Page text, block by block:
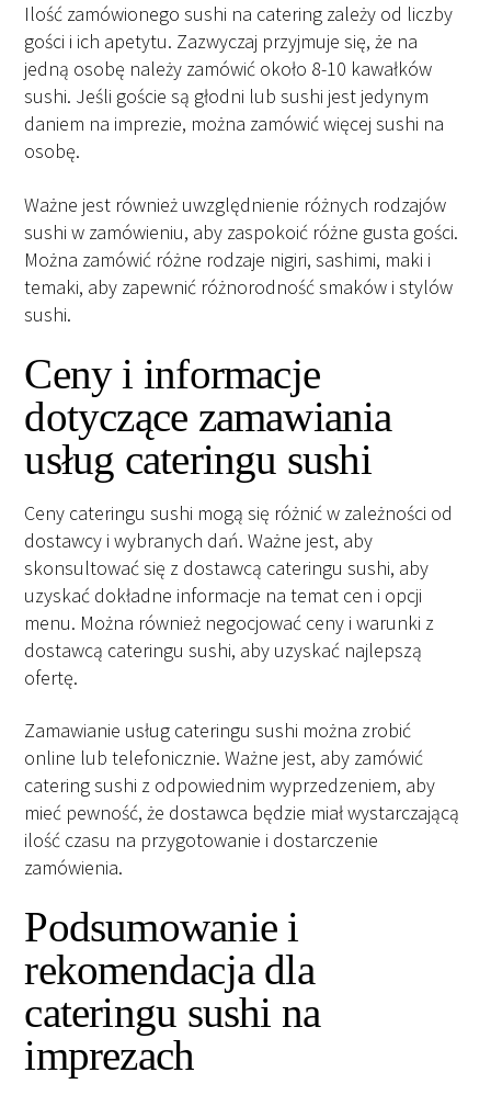
Ilość zamówionego sushi na catering zależy od liczby
gości i ich apetytu. Zazwyczaj przyjmuje się, że na
jedną osobę należy zamówić około 8-10 kawałków
sushi. Jeśli goście są głodni lub sushi jest jedynym
daniem na imprezie, można zamówić więcej sushi na
osobę.
Ważne jest również uwzględnienie różnych rodzajów
sushi w zamówieniu, aby zaspokoić różne gusta gości.
Można zamówić różne rodzaje nigiri, sashimi, maki i
temaki, aby zapewnić różnorodność smaków i stylów
sushi.
Ceny i informacje
dotyczące zamawiania
usług cateringu sushi
Ceny cateringu sushi mogą się różnić w zależności od
dostawcy i wybranych dań. Ważne jest, aby
skonsultować się z dostawcą cateringu sushi, aby
uzyskać dokładne informacje na temat cen i opcji
menu. Można również negocjować ceny i warunki z
dostawcą cateringu sushi, aby uzyskać najlepszą
ofertę.
Zamawianie usług cateringu sushi można zrobić
online lub telefonicznie. Ważne jest, aby zamówić
catering sushi z odpowiednim wyprzedzeniem, aby
mieć pewność, że dostawca będzie miał wystarczającą
ilość czasu na przygotowanie i dostarczenie
zamówienia.
Podsumowanie i
rekomendacja dla
cateringu sushi na
imprezach